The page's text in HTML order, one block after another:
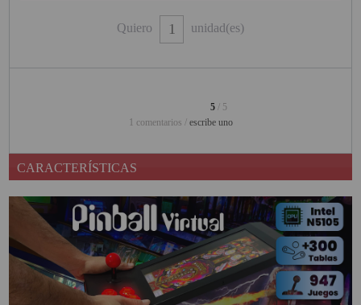
PINBALL VIRTUAL
PROYECTOR CON WIFI
PROYECTOR DE LED
PROYECTOR DE TIRO
ULTRA CORTO
PROYECTOR PARA CINE EN
Quiero unidad(es)
5 / 5
1 comentarios / escribe uno
CARACTERÍSTICAS